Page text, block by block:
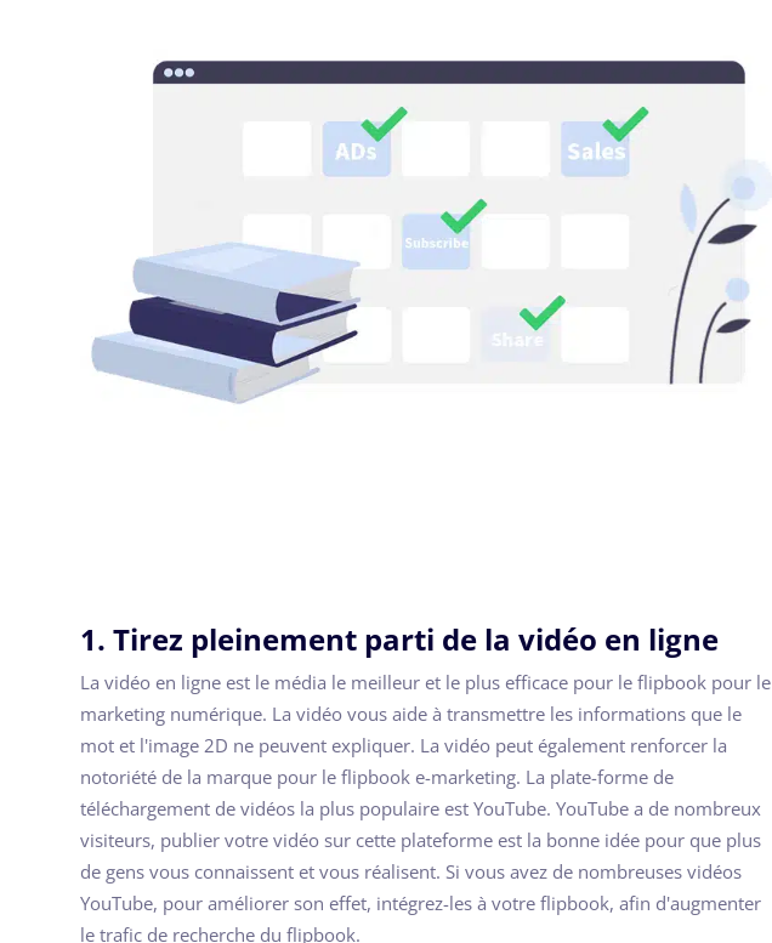
1. Tirez pleinement parti de la vidéo en ligne
La vidéo en ligne est le média le meilleur et le plus efficace pour le flipbook pour le
marketing numérique. La vidéo vous aide à transmettre les informations que le
mot et l'image 2D ne peuvent expliquer. La vidéo peut également renforcer la
notoriété de la marque pour le flipbook e-marketing. La plate-forme de
téléchargement de vidéos la plus populaire est YouTube. YouTube a de nombreux
visiteurs, publier votre vidéo sur cette plateforme est la bonne idée pour que plus
de gens vous connaissent et vous réalisent. Si vous avez de nombreuses vidéos
YouTube, pour améliorer son effet, intégrez-les à votre flipbook, afin d'augmenter
le trafic de recherche du flipbook.